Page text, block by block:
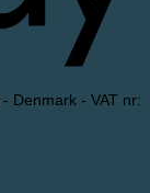
- Denmark - VAT nr: